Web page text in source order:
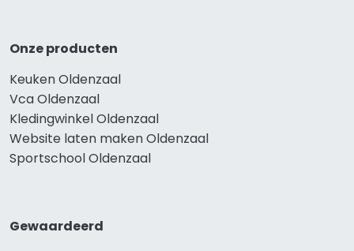
Onze producten
Keuken Oldenzaal
Vca Oldenzaal
Kledingwinkel Oldenzaal
Website laten maken Oldenzaal
Sportschool Oldenzaal
Gewaardeerd